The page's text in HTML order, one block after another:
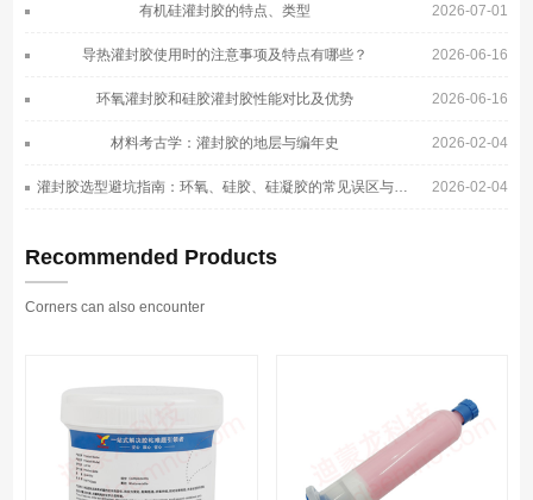
2026-07-01
有机硅灌封胶的特点、类型
2026-06-16
导热灌封胶使用时的注意事项及特点有哪些？
2026-06-16
环氧灌封胶和硅胶灌封胶性能对比及优势
2026-02-04
材料考古学：灌封胶的地层与编年史
2026-02-04
Recommended Products
Corners can also encounter